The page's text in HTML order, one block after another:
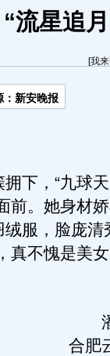
流星追
[我
：新安晚报
，“九球天
前。她身材
服，脸庞清
真不愧是美
潘
合肥